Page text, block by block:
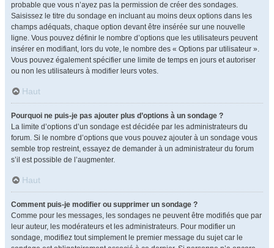
probable que vous n’ayez pas la permission de créer des sondages.
Saisissez le titre du sondage en incluant au moins deux options dans les
champs adéquats, chaque option devant être insérée sur une nouvelle
ligne. Vous pouvez définir le nombre d’options que les utilisateurs peuvent
insérer en modifiant, lors du vote, le nombre des « Options par utilisateur ».
Vous pouvez également spécifier une limite de temps en jours et autoriser
ou non les utilisateurs à modifier leurs votes.
Haut
Pourquoi ne puis-je pas ajouter plus d’options à un sondage ?
La limite d’options d’un sondage est décidée par les administrateurs du
forum. Si le nombre d’options que vous pouvez ajouter à un sondage vous
semble trop restreint, essayez de demander à un administrateur du forum
s’il est possible de l’augmenter.
Haut
Comment puis-je modifier ou supprimer un sondage ?
Comme pour les messages, les sondages ne peuvent être modifiés que par
leur auteur, les modérateurs et les administrateurs. Pour modifier un
sondage, modifiez tout simplement le premier message du sujet car le